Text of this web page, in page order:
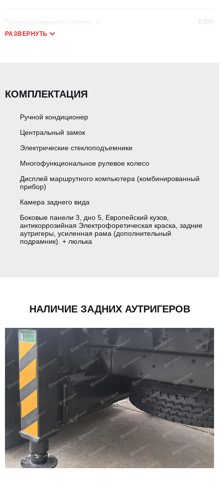
Грузоподъемность стрелы, кг 6300
Макс. разрешенная масса, кг
ДВИГАТЕЛЬ
Модель ДВС 4HK1-TCG61
Мощность, кВт/Лс
Рабочий объем, сМ
Габариты, мм 9020x2540x3380
Габариты борта, мм 6200x2450x550
Количество осей/колес 2
Колесная база, мм 5150
Грузоподъемность шасси, кг 4000
Экологический класс Евро VI
Размер шин 8.25R20
РАЗВЕРНУТЬ
КОМПЛЕКТАЦИЯ
Ручной кондиционер
Центральный замок
Электрические стеклоподъемники
Многофункциональное рулевое колесо
Дисплей маршрутного компьютера (комбинированный
прибор)
Камера заднего вида
Боковые панели 3, дно 5, Европейский кузов,
антикоррозийная Электрофоретическая краска, задние
аутригеры, усиленная рама (дополнительный
подрамник). + люлька
НАЛИЧИЕ ЗАДНИХ АУТРИГЕРОВ